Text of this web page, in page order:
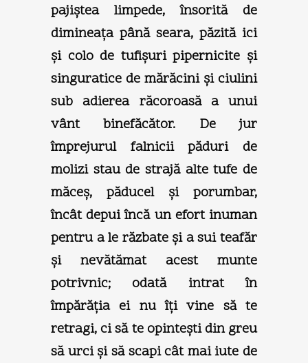
pajiştea limpede, însorită de
dimineaţa până seara, păzită ici
şi colo de tufişuri pipernicite şi
singuratice de mărăcini şi ciulini
sub adierea răcoroasă a unui
vânt binefăcător. De jur
împrejurul falnicii păduri de
molizi stau de strajă alte tufe de
măceş, păducel şi porumbar,
încât depui încă un efort inuman
pentru a le răzbate şi a sui teafăr
şi nevătămat acest munte
potrivnic; odată intrat în
împărăţia ei nu îţi vine să te
retragi, ci să te opinteşti din greu
să urci şi să scapi cât mai iute de